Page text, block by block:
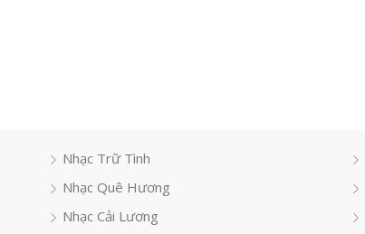
Nhạc Trữ Tình
Nhạc Quê Hương
Nhạc Cải Lương